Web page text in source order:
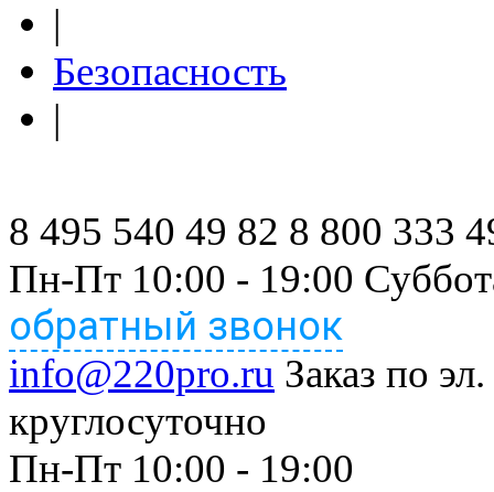
|
Безопасность
|
8 495 540 49 82 8 800 333
Пн-Пт 10:00 - 19:00
обратный звонок
info@220pro.ru Заказ по
круглосуточно
Пн-Пт 10:00 - 19:00